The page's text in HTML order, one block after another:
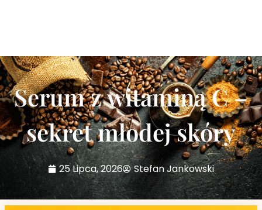
Serum z witaminą C –
sekret młodej skóry
25 Lipca, 2026 Stefan Jankowski